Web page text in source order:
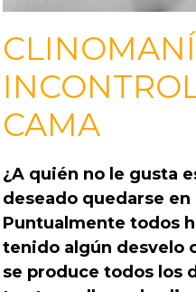
CAMA
¿A quién no le gusta
deseado quedarse
Puntualmente todos
tenido algún desvelo
se produce todos los